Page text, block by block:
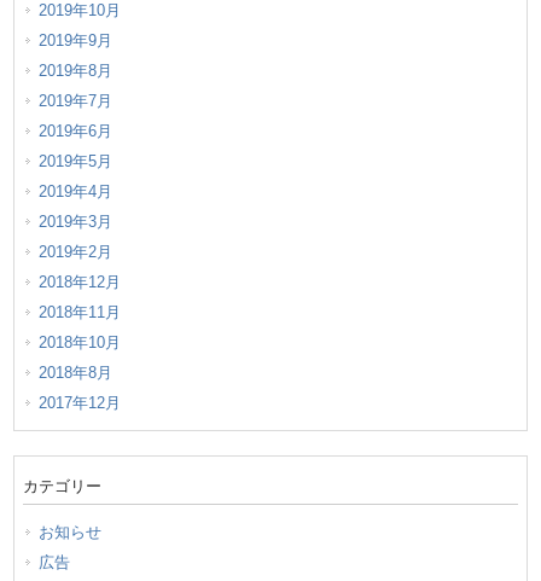
2019年10月
2019年9月
2019年8月
2019年7月
2019年6月
2019年5月
2019年4月
2019年3月
2019年2月
2018年12月
2018年11月
2018年10月
2018年8月
2017年12月
カテゴリー
お知らせ
広告